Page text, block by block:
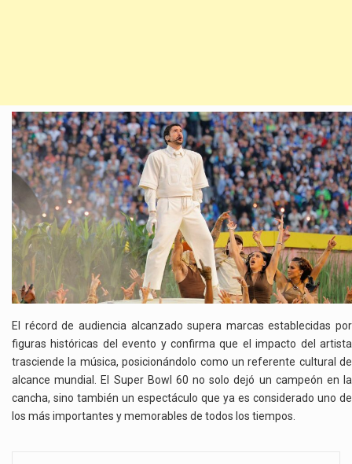
El récord de audiencia alcanzado supera marcas establecidas por
figuras históricas del evento y confirma que el impacto del artista
trasciende la música, posicionándolo como un referente cultural de
alcance mundial. El Super Bowl 60 no solo dejó un campeón en la
cancha, sino también un espectáculo que ya es considerado uno de
los más importantes y memorables de todos los tiempos.